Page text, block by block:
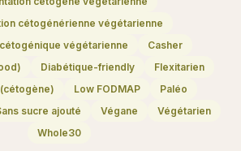
cétogénérienne végétarienne
végétarienne
Casher
Diabétique-friendly
Flexitarien
Low FODMAP
Paléo
sucre ajouté Végane
Végétarien
Whole30